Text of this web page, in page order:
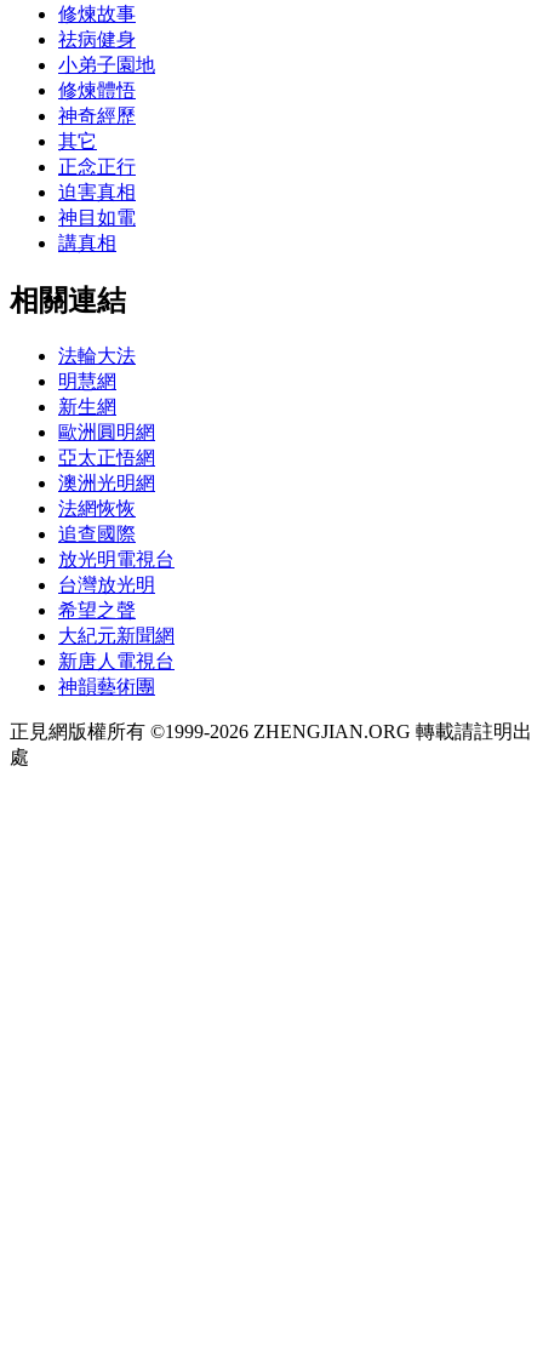
修煉故事
祛病健身
小弟子園地
修煉體悟
神奇經歷
其它
正念正行
迫害真相
神目如電
講真相
相關連結
法輪大法
明慧網
新生網
歐洲圓明網
亞太正悟網
澳洲光明網
法網恢恢
追查國際
放光明電視台
台灣放光明
希望之聲
大紀元新聞網
新唐人電視台
神韻藝術團
正見網版權所有 ©1999-2026 ZHENGJIAN.ORG 轉載請註明出
處